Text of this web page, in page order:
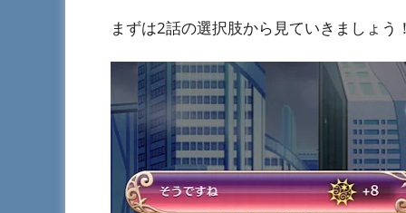
まずは2話の選択肢から見ていきましょう